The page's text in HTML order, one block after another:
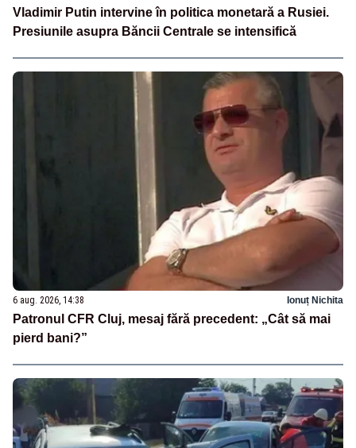
Vladimir Putin intervine în politica monetară a Rusiei.
Presiunile asupra Băncii Centrale se intensifică
6 aug. 2026, 14:38 Ionuț Nichita
Patronul CFR Cluj, mesaj fără precedent: „Cât să mai
pierd bani?”